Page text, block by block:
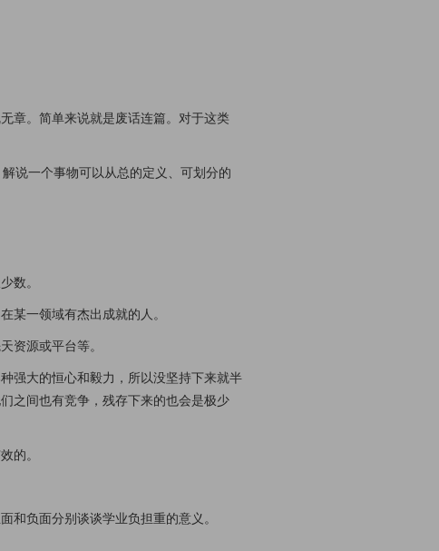
章。简单来说就是废话连篇。对于这类
说一个事物可以从总的定义、可划分的
数。
某一领域有杰出成就的人。
资源或平台等。
强大的恒心和毅力，所以没坚持下来就半
之间也有竞争，残存下来的也会是极少
的。
和负面分别谈谈学业负担重的意义。